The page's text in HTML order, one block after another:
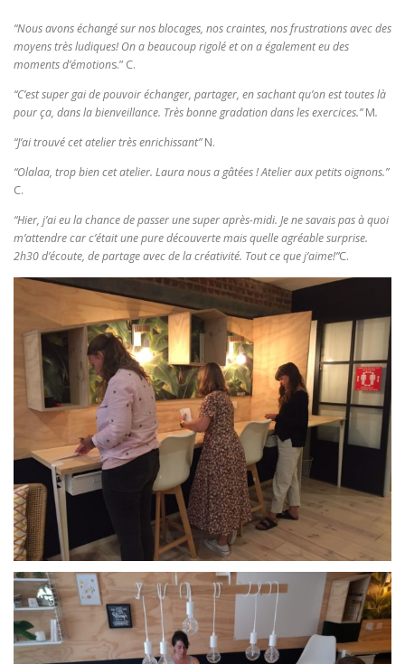
“Nous avons échangé sur nos blocages, nos craintes, nos frustrations avec des
moyens très ludiques! On a beaucoup rigolé et on a également eu des
moments d’émotions.” C.
“C’est super gai de pouvoir échanger, partager, en sachant qu’on est toutes là
pour ça, dans la bienveillance. Très bonne gradation dans les exercices.”M.
“J’ai trouvé cet atelier très enrichissant”N.
“Olalaa, trop bien cet atelier. Laura nous a gâtées ! Atelier aux petits oignons.”
C.
“Hier, j’ai eu la chance de passer une super après-midi. Je ne savais pas à quoi
m’attendre car c’était une pure découverte mais quelle agréable surprise.
2h30 d’écoute, de partage avec de la créativité. Tout ce que j’aime!”C.